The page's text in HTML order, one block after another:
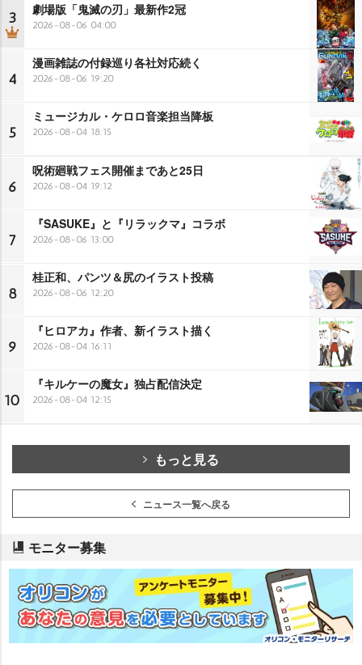
3 劇場版「鬼滅の刃」最新作2冠
2026-08-06 04:00
4
漫画雑誌の付録巡り各社対応続く
2026-08-06 19:20
5
ミュージカル・ケロロ音楽担当降板
2026-08-04 18:15
6
呪術廻戦フェス開催まであと25日
2026-08-04 19:12
7
『SASUKE』と『リラックマ』コラボ
2026-08-06 13:00
8
桂正和、パンツ＆尻のイラスト投稿
2026-08-06 12:20
9
『ヒロアカ』作者、新イラスト描く
2026-08-04 16:11
10
『キルケーの魔女』独占配信決定
2026-08-04 12:15
もっと見る
ニュース一覧へ戻る
モニター募集